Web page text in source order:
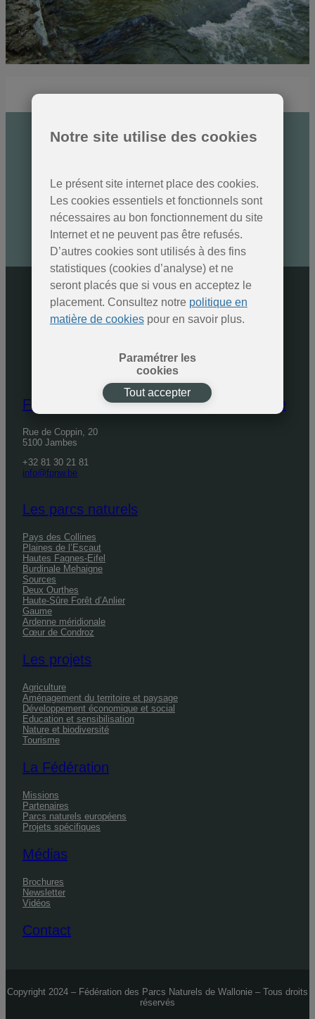
Inscrivez-vous à la newsletter
SOUMETTRE
Fédération des Parcs naturels de Wallonie
Rue de Coppin, 20
5100 Jambes
+32 81 30 21 81
info@fpnw.be
Les parcs naturels
Pays des Collines
Plaines de l’Escaut
Hautes Fagnes-Eifel
Burdinale Mehaigne
Sources
Deux Ourthes
Haute-Sûre Forêt d’Anlier
Gaume
Ardenne méridionale
Cœur de Condroz
Les projets
Agriculture
Aménagement du territoire et paysage
Développement économique et social
Education et sensibilisation
Nature et biodiversité
Tourisme
La Fédération
Missions
Partenaires
Parcs naturels européens
Projets spécifiques
Médias
Brochures
Newsletter
Vidéos
Contact
Copyright 2024 – Fédération des Parcs Naturels de Wallonie – Tous droits
réservés
Notre site utilise des cookies
Le présent site internet place des cookies.
Les cookies essentiels et fonctionnels sont
nécessaires au bon fonctionnement du site
Internet et ne peuvent pas être refusés.
D’autres cookies sont utilisés à des fins
statistiques (cookies d’analyse) et ne
seront placés que si vous en acceptez le
placement. Consultez notre politique en
matière de cookiespour en savoir plus.
Paramétrer les
cookies
Tout accepter